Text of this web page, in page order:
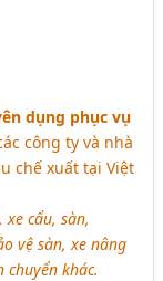
dụng phục vụ
công ty và nhà
chế xuất tại Việt
cẩu, sàn,
vệ sàn, xe nâng
khác.